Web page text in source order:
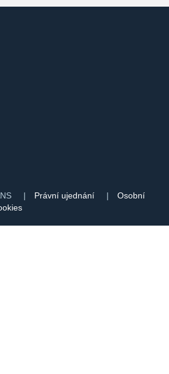
s nápravnicí pro samostatná kola
| Právní ujednání |
Osobní